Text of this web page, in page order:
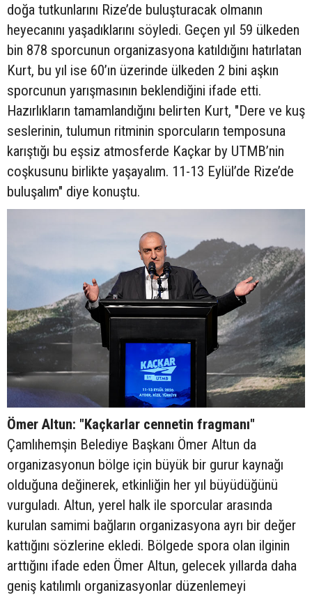
doğa tutkunlarını Rize’de buluşturacak olmanın
heyecanını yaşadıklarını söyledi. Geçen yıl 59 ülkeden
bin 878 sporcunun organizasyona katıldığını hatırlatan
Kurt, bu yıl ise 60’ın üzerinde ülkeden 2 bini aşkın
sporcunun yarışmasının beklendiğini ifade etti.
Hazırlıkların tamamlandığını belirten Kurt, "Dere ve kuş
seslerinin, tulumun ritminin sporcuların temposuna
karıştığı bu eşsiz atmosferde Kaçkar by UTMB’nin
coşkusunu birlikte yaşayalım. 11-13 Eylül’de Rize’de
buluşalım" diye konuştu.
Ömer Altun: "Kaçkarlar cennetin fragmanı"
Çamlıhemşin Belediye Başkanı Ömer Altun da
organizasyonun bölge için büyük bir gurur kaynağı
olduğuna değinerek, etkinliğin her yıl büyüdüğünü
vurguladı. Altun, yerel halk ile sporcular arasında
kurulan samimi bağların organizasyona ayrı bir değer
kattığını sözlerine ekledi. Bölgede spora olan ilginin
arttığını ifade eden Ömer Altun, gelecek yıllarda daha
geniş katılımlı organizasyonlar düzenlemeyi